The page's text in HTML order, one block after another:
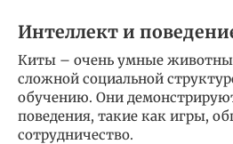
Интеллект и
Киты – очень умные
сложной социальной
обучению. Они
поведения, такие как игры,
сотрудничество.